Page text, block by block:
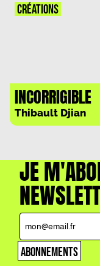
INCORRIGIBLE
Thibault Djian
CRÉATIONS
JE
ABONNEMENTS